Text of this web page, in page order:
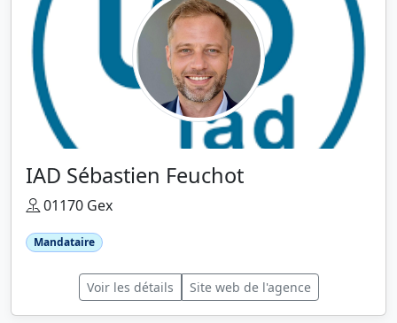
IAD Sébastien Feuchot
01170 Gex
Mandataire
Voir les détails Site web de l'agence